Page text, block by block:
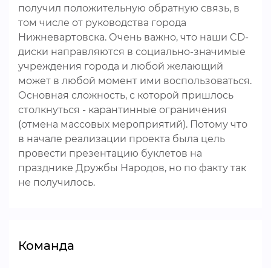
получил положительную обратную связь, в
том числе от руководства города
Нижневартовска. Очень важно, что наши CD-
диски направляются в социально-значимые
учреждения города и любой желающий
может в любой момент ими воспользоваться.
Основная сложность, с которой пришлось
столкнуться - карантинные ограничения
(отмена массовых мероприятий). Потому что
в начале реализации проекта была цель
провести презентацию буклетов на
празднике Дружбы Народов, но по факту так
не получилось.
Команда